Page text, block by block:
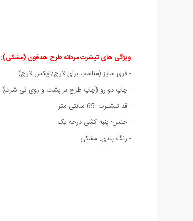
ویژگی های تیشرت مردانه طرح هدفون (مشکی):
- فری سایز (مناسب برای لارج/ایکس لارج)
- چاپ دو رو (چاپ طرح بر پشت و روی تی شرت)
- قد تیشـرت: 65 سانتی متر
- جنس: پنبه کشی درجه يک
- رنگ بندی: مشکی